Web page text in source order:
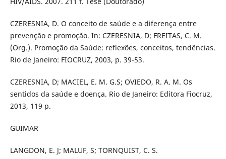
CZERESNIA, D. O conceito de saúde e a diferença entre
prevenção e promoção. In: CZERESNIA, D; FREITAS, C. M.
(Org.). Promoção da Saúde: reflexões, conceitos, tendências.
Rio de Janeiro: FIOCRUZ, 2003, p. 39-53.
CZERESNIA, D; MACIEL, E. M. G.S; OVIEDO, R. A. M. Os
sentidos da saúde e doença. Rio de Janeiro: Editora Fiocruz,
2013, 119 p.
GUIMAR
LANGDON, E. J; MALUF, S; TORNQUIST, C. S.